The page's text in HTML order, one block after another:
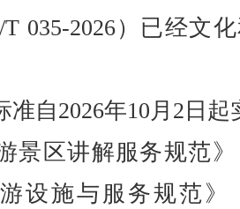
035-2026）已经文
自2026年10月2日起
区讲解服务规范》
设施与服务规范》